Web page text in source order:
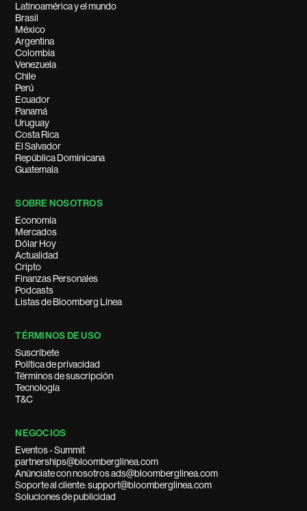
Latinoamérica y el mundo
Brasil
México
Argentina
Colombia
Venezuela
Chile
Perú
Ecuador
Panamá
Uruguay
Costa Rica
El Salvador
República Dominicana
Guatemala
SOBRE NOSOTROS
Economía
Mercados
Dólar Hoy
Actualidad
Cripto
Finanzas Personales
Podcasts
Listas de Bloomberg Línea
TÉRMINOS DE USO
Suscríbete
Política de privacidad
Términos de suscripción
Tecnología
T&C
NEGOCIOS
Eventos - Summit
partnerships@bloomberglinea.com
Anúnciate con nosotros ads@bloomberglinea.com
Soporte al cliente: support@bloomberglinea.com
Soluciones de publicidad